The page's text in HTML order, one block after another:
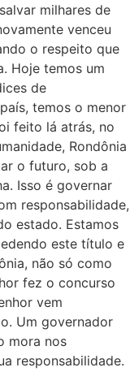
milhares de
venceu
o respeito que
Hoje temos um
de
temos o menor
feito lá atrás, no
Rondônia
o futuro, sob a
Isso é governar
responsabilidade,
estado. Estamos
este título e
não só como
fez o concurso
vem
Um governador
mora nos
responsabilidade.